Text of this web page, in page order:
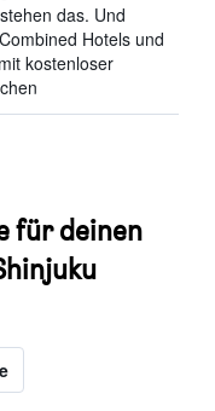
das. Und
Hotels und
kostenloser
für deinen